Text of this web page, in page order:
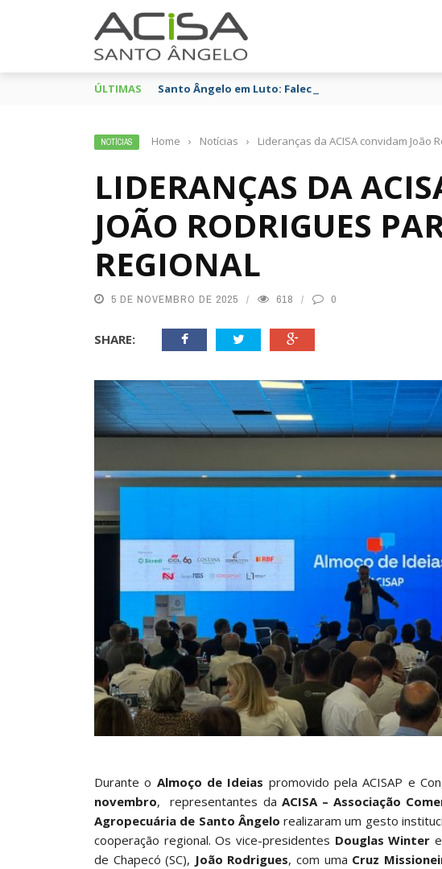
ÚLTIMAS Santo Ângelo em Luto: Falece Franco André Neutz
NOTÍCIAS Home › Notícias › Lideranças da ACISA convidam João
LIDERANÇAS DA
JOÃO RODRIGUES
REGIONAL
5 DE NOVEMBRO DE 2025 618 0
SHARE:
Durante o Almoço de Ideias promovido pela ACISAP e
novembro, representantes da ACISA – Associação
Agropecuária de Santo Ângelo realizaram um gesto
cooperação regional. Os vice-presidentes Douglas Winter e
de Chapecó (SC), João Rodrigues, com uma Cruz